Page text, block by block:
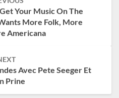
Your Music On The
More Folk, More
Americana
Avec Pete Seeger Et
Prine